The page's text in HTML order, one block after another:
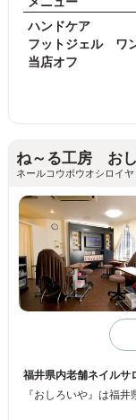
ハンドケア
フットジェル ワ
当店オフ
ね～る工房 お
ネールコウボウオシロイヤ
福井県内老舗ネイルサ